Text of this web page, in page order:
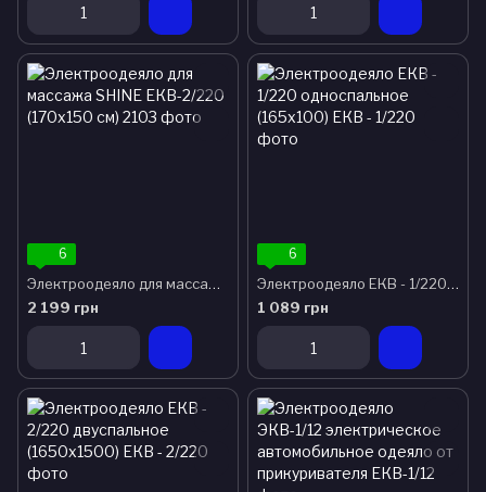
6
Электроодеяло для массажа SHINE ЕКВ-2/220 (170x150 см)
2 199 грн
6
Электроодеяло ЕКВ - 1/220 односпальное (165х100)
1 089 грн